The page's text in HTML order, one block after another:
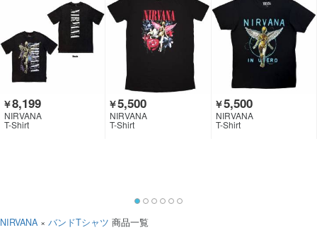
￥8,199
NIRVANA
T-Shirt
￥5,500
NIRVANA
T-Shirt
￥5,500
NIRVANA
T-Shirt
NIRVANA × バンドTシャツ 商品一覧